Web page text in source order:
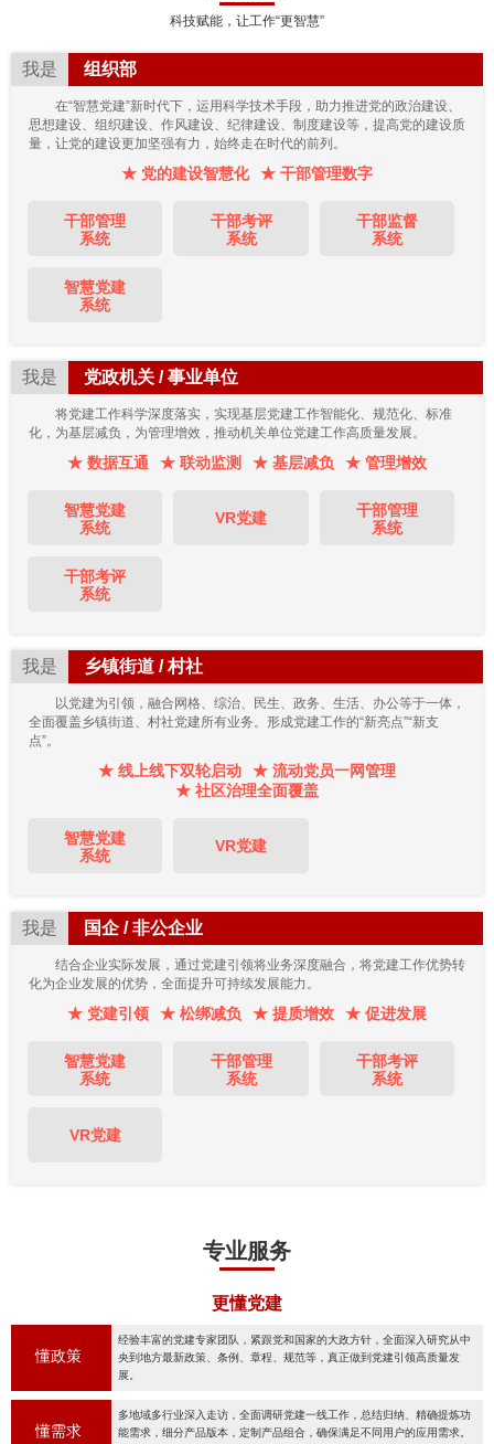
科技赋能，让工作“更智慧”
我是 组织部
在“智慧党建”新时代下，运用科学技术手段，助力推进党的政治建设、
思想建设、组织建设、作风建设、纪律建设、制度建设等，提高党的建设质
量，让党的建设更加坚强有力，始终走在时代的前列。
★ 党的建设智慧化 ★ 干部管理数字
干部管理
系统
干部考评
系统
干部监督
系统
智慧党建
系统
我是 党政机关 / 事业单位
将党建工作科学深度落实，实现基层党建工作智能化、规范化、标准
化，为基层减负，为管理增效，推动机关单位党建工作高质量发展。
★ 数据互通 ★ 联动监测 ★ 基层减负 ★ 管理增效
智慧党建
系统
VR党建
干部管理
系统
干部考评
系统
我是 乡镇街道 / 村社
以党建为引领，融合网格、综治、民生、政务、生活、办公等于一体，
全面覆盖乡镇街道、村社党建所有业务。形成党建工作的“新亮点”“新支
点”。
★ 线上线下双轮启动
★ 流动党员一网管理
★ 社区治理全面覆盖
智慧党建
系统
VR党建
我是 国企 / 非公企业
结合企业实际发展，通过党建引领将业务深度融合，将党建工作优势转
化为企业发展的优势，全面提升可持续发展能力。
★ 党建引领 ★ 松绑减负 ★ 提质增效 ★ 促进发展
智慧党建
系统
干部管理
系统
干部考评
系统
VR党建
专业服务
更懂党建
懂政策
经验丰富的党建专家团队，紧跟党和国家的大政方针，全面深入研究从中
央到地方最新政策、条例、章程、规范等，真正做到党建引领高质量发
展。
懂需求
多地域多行业深入走访，全面调研党建一线工作，总结归纳、精确提炼功
能需求，细分产品版本，定制产品组合，确保满足不同用户的应用需求。